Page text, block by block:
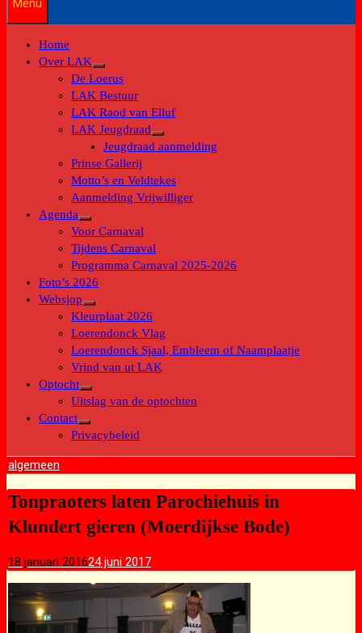
Menu
Home
Over LAK
Toon
submenu
De Loerus
LAK Bestuur
LAK Raod van Elluf
LAK Jeugdraad
Toon
Jeugdraad aanmelding
Prinse Gallerij
Motto’s en Veldtekes
Aanmelding Vrijwilliger
Agenda
Toon
submenu
Voor Carnaval
Tijdens Carnaval
Programma Carnaval 2025-2026
Foto’s 2026
Websjop
Toon
submenu
Kleurplaat 2026
Loerendonck Vlag
Loerendonck Sjaal, Embleem of Naamplaatje
Vrind van ut LAK
Optocht
Toon
submenu
Uitslag van de optochten
Contact
Toon
submenu
Privacybeleid
algemeen
Tonpraoters laten Parochiehuis in
Klundert gieren (Moerdijkse Bode)
18 januari 201624 juni 2017